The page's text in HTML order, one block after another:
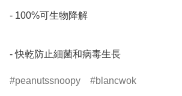
- 100%可生物降解
- 快乾防止細菌和病毒生長
peanutssnoopy blancwok